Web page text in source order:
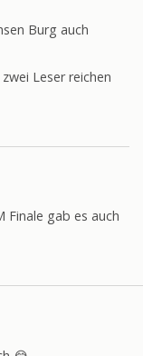
Burg auch
Leser reichen
Finale gab es auch